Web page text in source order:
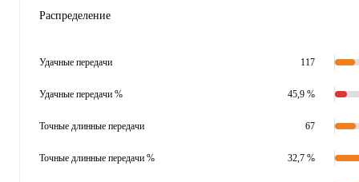
Распределение
Удачные передачи 117
Удачные передачи % 45,9 %
Точные длинные передачи 67
Точные длинные передачи % 32,7 %